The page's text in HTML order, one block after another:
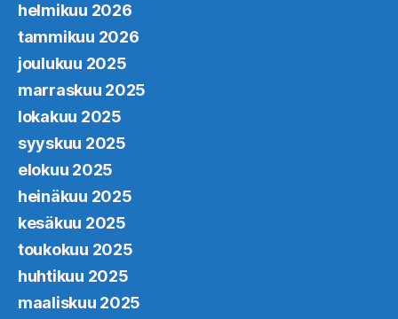
helmikuu 2026
tammikuu 2026
joulukuu 2025
marraskuu 2025
lokakuu 2025
syyskuu 2025
elokuu 2025
heinäkuu 2025
kesäkuu 2025
toukokuu 2025
huhtikuu 2025
maaliskuu 2025